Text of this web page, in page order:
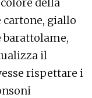
giallo
barattolame,
il
rispettare i